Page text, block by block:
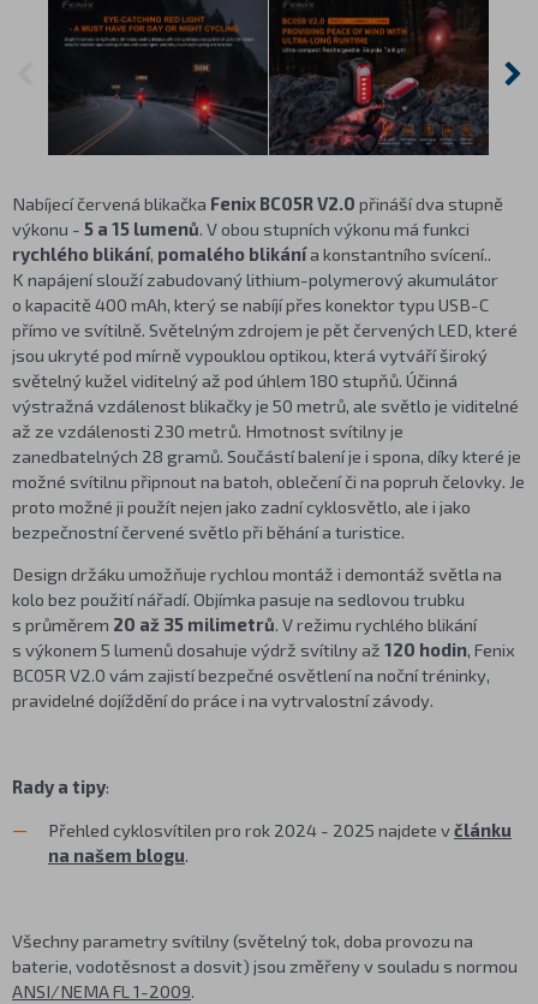
Nabíjecí červená blikačka Fenix BC05R V2.0 přináší dva stupně
výkonu - 5 a 15 lumenů. V obou stupních výkonu má funkci
rychlého blikání, pomalého blikánía konstantního svícení..
K napájení slouží zabudovaný lithium-polymerový akumulátor
o kapacitě 400 mAh, který se nabíjí přes konektor typu USB-C
přímo ve svítilně. Světelným zdrojem je pět červených LED, které
jsou ukryté pod mírně vypouklou optikou, která vytváří široký
světelný kužel viditelný až pod úhlem 180 stupňů. Účinná
výstražná vzdálenost blikačky je 50 metrů, ale světlo je viditelné
až ze vzdálenosti 230 metrů. Hmotnost svítilny je
zanedbatelných 28 gramů. Součástí balení je i spona, díky které je
možné svítilnu připnout na batoh, oblečení či na popruh čelovky. Je
proto možné ji použít nejen jako zadní cyklosvětlo, ale i jako
bezpečnostní červené světlo při běhání a turistice.
Design držáku umožňuje rychlou montáž i demontáž světla na
kolo bez použití nářadí. Objímka pasuje na sedlovou trubku
s průměrem 20 až 35 milimetrů. V režimu rychlého blikání
s výkonem 5 lumenů dosahuje výdrž svítilny až 120 hodin, Fenix
BC05R V2.0 vám zajistí bezpečné osvětlení na noční tréninky,
pravidelné dojíždění do práce i na vytrvalostní závody.
Rady a tipy:
Přehled cyklosvítilen pro rok 2024 - 2025 najdete včlánku
na našem blogu.
Všechny parametry svítilny (světelný tok, doba provozu na
baterie, vodotěsnost a dosvit) jsou změřeny v souladu s normou
ANSI/NEMA FL 1-2009.